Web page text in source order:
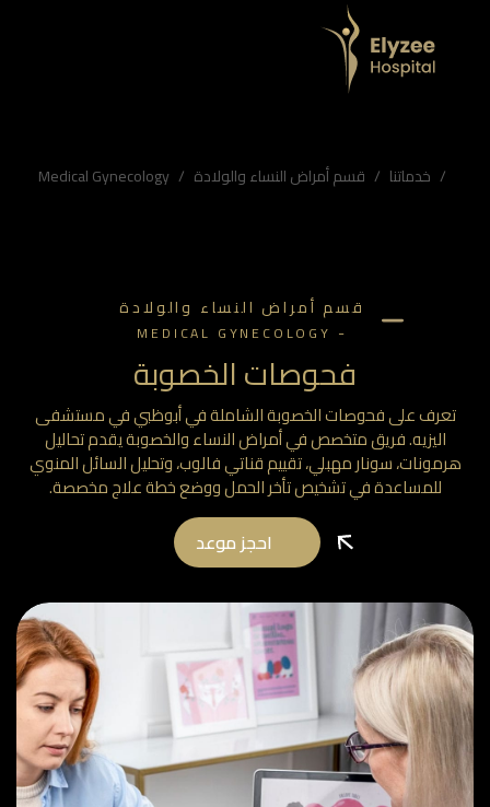
خدماتنا قسم أمراض النساء والولادة Medical Gynecology
قسم أمراض النساء والولادة
MEDICAL GYNECOLOGY
فحوصات الخصوبة
تعرف على فحوصات الخصوبة الشاملة في أبوظبي في مستشفى
اليزيه. فريق متخصص في أمراض النساء والخصوبة يقدم تحاليل
سونار مهبلي، تقييم قناتي فالوب، وتحليل السائل المنوي
للمساعدة في تشخيص تأخر الحمل ووضع خطة علاج مخصصة.
احجز موعد